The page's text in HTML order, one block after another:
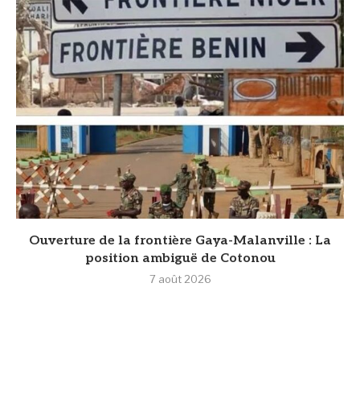
Ouverture de la frontière Gaya-Malanville : La
position ambiguë de Cotonou
7 août 2026